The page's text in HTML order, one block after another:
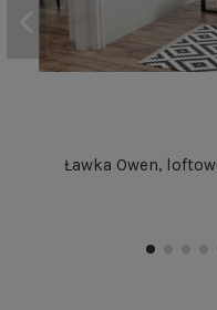
Ławka Owen,